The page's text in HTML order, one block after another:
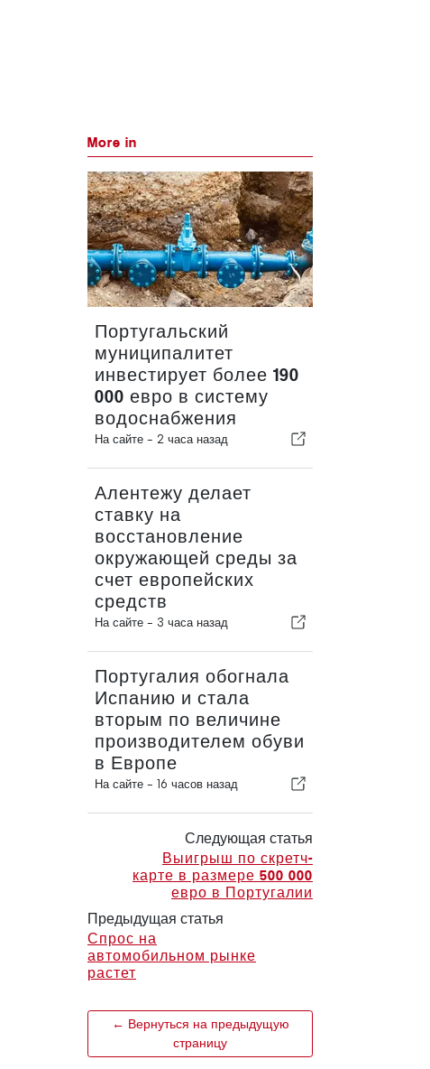
More in
Португальский
муниципалитет
инвестирует более 190
000 евро в систему
водоснабжения
На сайте - 2 часа назад
Алентежу делает
ставку на
восстановление
окружающей среды за
счет европейских
средств
На сайте - 3 часа назад
Португалия обогнала
Испанию и стала
вторым по величине
производителем обуви
в Европе
На сайте - 16 часов назад
Следующая статья
Выигрыш по скретч-
карте в размере 500 000
евро в Португалии
Предыдущая статья
Спрос на
автомобильном рынке
растет
← Вернуться на предыдущую
страницу